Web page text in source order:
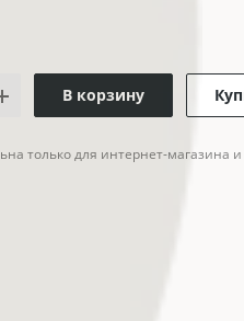
В корзину
только для интернет-магазина